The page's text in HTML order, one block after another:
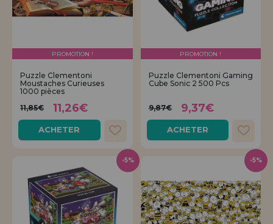
PROMOTION !
Puzzle Clementoni
Moustaches Curieuses
1000 pièces
11,85€
11,26€
ACHETER
PROMOTION !
Puzzle Clementoni Gaming
Cube Sonic 2 500 Pcs
9,87€ 9,37€
ACHETER
-5% -5%